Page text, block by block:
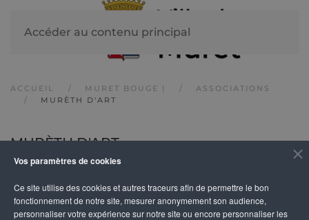
Vos paramètres de cookies
Ce site utilise des cookies et autres traceurs afin de permettre le bon
fonctionnement de notre site, mesurer anonymement son audience,
personnaliser votre expérience sur notre site ou encore personnaliser les
Accéder au contenu principal
ACCUEIL MURET BOUGE |
ASSOCIATIONS
MURÈTH D'ART
MURÈTH D'ART
DESCRIPTION